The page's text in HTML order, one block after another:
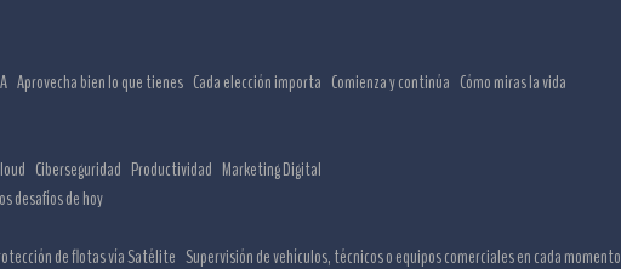
Aprovecha bien lo que tienes Cada elección importa Comienza y continúa Cómo miras la vida
Ciberseguridad Productividad Marketing Digital
desafíos de hoy
de flotas vía Satélite Supervisión de vehículos, técnicos o equipos comerciales en cada momento